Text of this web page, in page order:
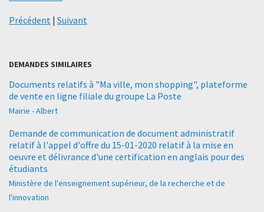
Précédent | Suivant
DEMANDES SIMILAIRES
Documents relatifs à "Ma ville, mon shopping", plateforme
de vente en ligne filiale du groupe La Poste
Mairie - Albert
Demande de communication de document administratif
relatif à l'appel d'offre du 15-01-2020 relatif à la mise en
oeuvre et délivrance d'une certification en anglais pour des
étudiants
Ministère de l'enseignement supérieur, de la recherche et de
l'innovation